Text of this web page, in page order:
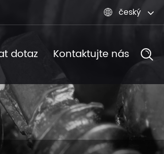
 český
dotaz Kontaktujte nás